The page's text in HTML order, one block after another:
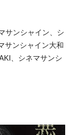
サンシャイン、シ
サンシャイン大和
、シネマサンシ